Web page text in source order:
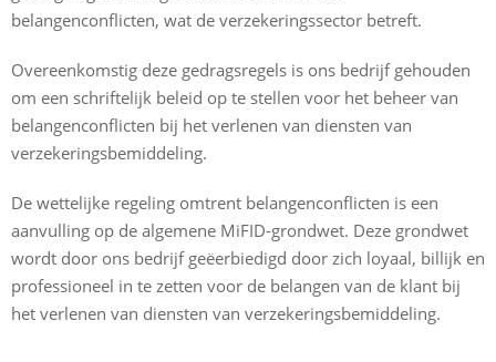
belangenconflicten, wat de verzekeringssector betreft.
Overeenkomstig deze gedragsregels is ons bedrijf gehouden
om een schriftelijk beleid op te stellen voor het beheer van
belangenconflicten bij het verlenen van diensten van
verzekeringsbemiddeling.
De wettelijke regeling omtrent belangenconflicten is een
aanvulling op de algemene MiFID-grondwet. Deze grondwet
wordt door ons bedrijf geëerbiedigd door zich loyaal, billijk en
professioneel in te zetten voor de belangen van de klant bij
het verlenen van diensten van verzekeringsbemiddeling.